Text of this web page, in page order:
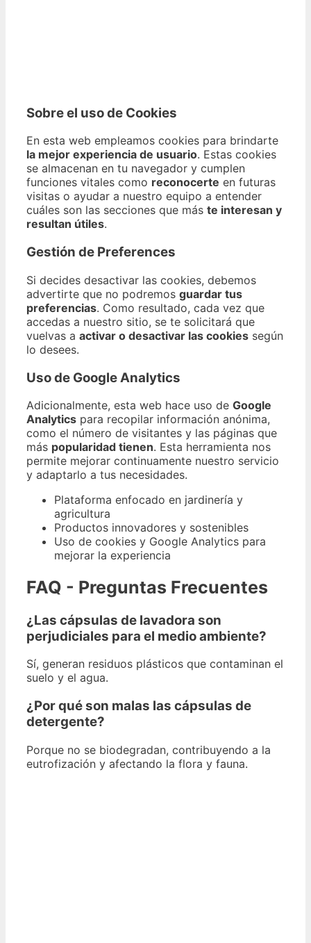
Sobre el uso de Cookies
En esta web empleamos cookies para brindarte
la mejor experiencia de usuario. Estas cookies
se almacenan en tu navegador y cumplen
funciones vitales como reconocerte en futuras
visitas o ayudar a nuestro equipo a entender
cuáles son las secciones que más te interesan y
resultan útiles.
Gestión de Preferences
Si decides desactivar las cookies, debemos
advertirte que no podremos guardar tus
preferencias. Como resultado, cada vez que
accedas a nuestro sitio, se te solicitará que
vuelvas a activar o desactivar las cookies según
lo desees.
Uso de Google Analytics
Adicionalmente, esta web hace uso de Google
Analytics para recopilar información anónima,
como el número de visitantes y las páginas que
más popularidad tienen. Esta herramienta nos
permite mejorar continuamente nuestro servicio
y adaptarlo a tus necesidades.
Plataforma enfocado en jardinería y
agricultura
Productos innovadores y sostenibles
Uso de cookies y Google Analytics para
mejorar la experiencia
FAQ - Preguntas Frecuentes
¿Las cápsulas de lavadora son
perjudiciales para el medio ambiente?
Sí, generan residuos plásticos que contaminan el
suelo y el agua.
¿Por qué son malas las cápsulas de
detergente?
Porque no se biodegradan, contribuyendo a la
eutrofización y afectando la flora y fauna.